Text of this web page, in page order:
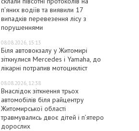
пʼяних водіїв та виявили 17
випадків перевезення лісу з
порушеннями
08.08.2026, 15:13
Біля автовокзалу у Житомирі
зіткнулися Mercedes і Yamaha, до
лікарні потрапив мотоцикліст
08.08.2026, 12:38
Внаслідок зіткнення трьох
автомобілів біля райцентру
Житомирської області
травмувались двоє дітей і пʼятеро
дорослих